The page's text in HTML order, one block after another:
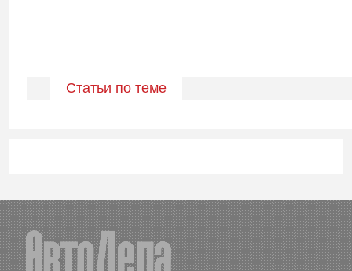
Статьи по теме